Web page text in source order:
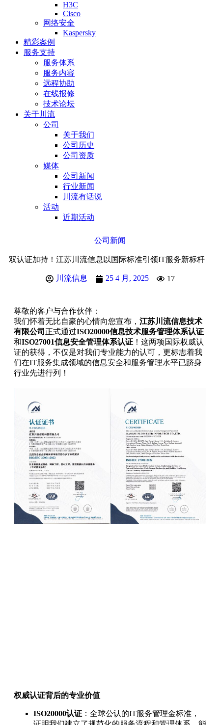
H3C
Cisco
网络安全
Kaspersky
精彩案例
服务支持
服务体系
服务内容
远程协助
在线报修
技术论坛
关于川流
公司
关于我们
公司历史
公司资质
媒体
公司新闻
行业新闻
川流有话说
活动
近期活动
公司新闻
双认证加持！江苏川流信息以国际标准引领IT服务新标杆
川流信息 25 4 月, 2025 17
尊敬的客户与合作伙伴：
我们怀着无比自豪的心情向您宣布， 江苏川流信息技术
有限公司 正式通过ISO20000信息技术服务管理体系认证
和ISO27001信息安全管理体系认证 ！这两项国际权威认
证的获得，不仅是对我们专业能力的认可，更标志着我
们在IT服务集成领域的信息安全和服务管理水平已跻身
行业先进行列！
权威认证背后的专业价值
ISO20000认证 ：全球公认的IT服务管理金标准，